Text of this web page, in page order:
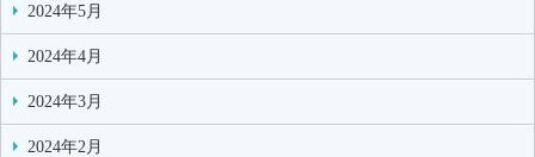
2024年5月
2024年4月
2024年3月
2024年2月